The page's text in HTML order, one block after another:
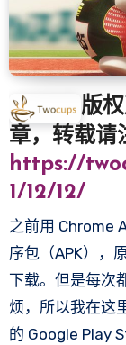
版
章，转载请
https://
1/12/12/
之前用 Chrome ARC 的时候难免要用到 Android 应用程
序包（APK），
下载。但是每次
烦，所以我在这
的 Google Play